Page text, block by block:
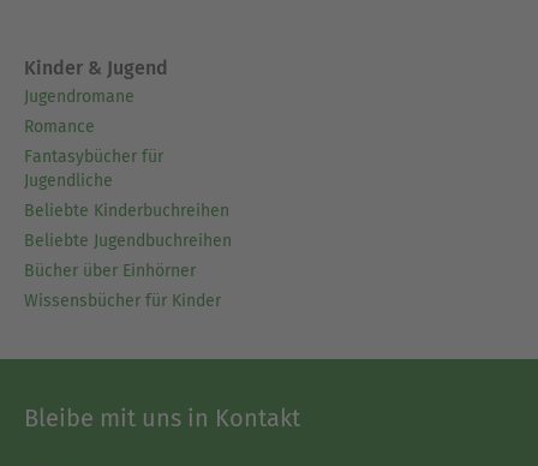
Kinder & Jugend
Jugendromane
Romance
Fantasybücher für
Jugendliche
Beliebte Kinderbuchreihen
Beliebte Jugendbuchreihen
Bücher über Einhörner
Wissensbücher für Kinder
Bleibe mit uns in Kontakt